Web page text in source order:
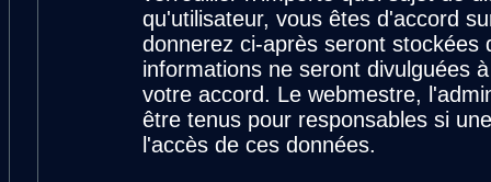
qu'utilisateur, vous êtes d'accord
donnerez ci-après seront stockées
informations ne seront divulguées
votre accord. Le webmestre,
être tenus pour responsables si
l'accès de ces données.